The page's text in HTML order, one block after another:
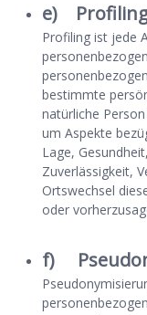
e)
Profiling ist jede
bestimmte
natürliche
um Aspekte
Lage,
Zuverlässigkeit,
Ortswechsel
oder
f)